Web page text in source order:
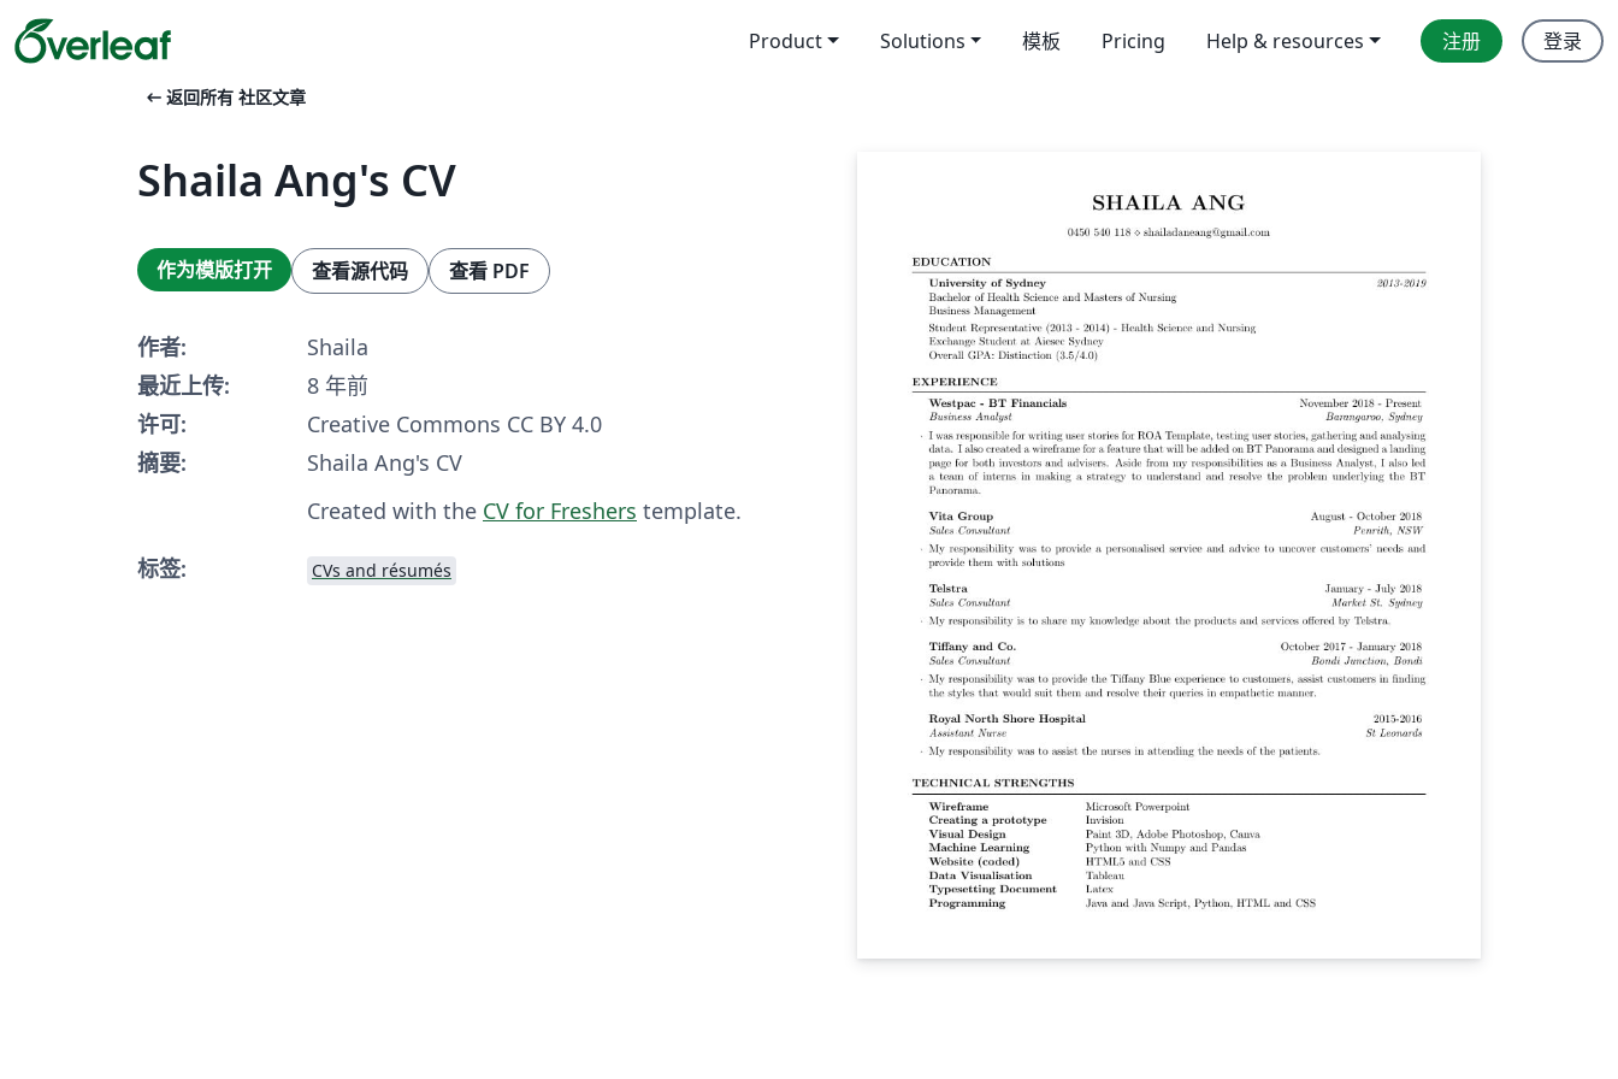
Product Solutions 模板 Pricing Help & resources 注册 登录
arrow_left_alt 返回所有 社区文章
Shaila Ang's CV
作为模版打开 查看源代码 查看 PDF
作者:
Shaila
最近上传:
8 年前
许可:
Creative Commons CC BY 4.0
摘要:
Shaila Ang's CV
Created with the CV for Freshers template.
标签:
CVs and résumés